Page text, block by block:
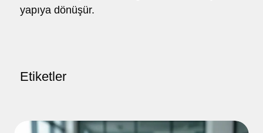
yapıya dönüşür.
Etiketler